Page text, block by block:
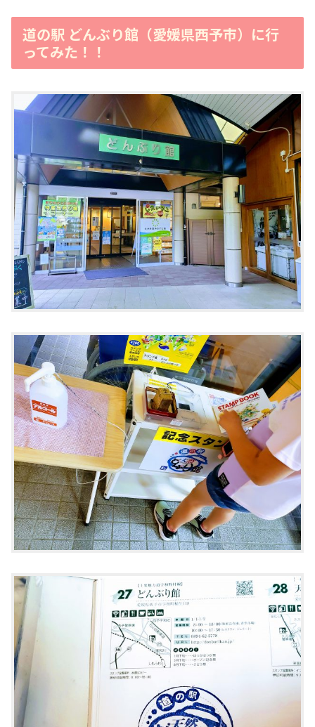
道の駅 どんぶり館（愛媛県西予市）に行
ってみた！！